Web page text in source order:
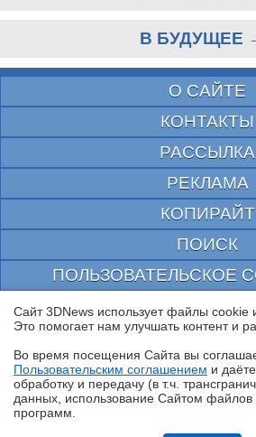
Ryzen и двухранговая DDR5: проверяем
В БУДУЩЕЕ
О САЙТЕ
КОНТАКТЫ
РАССЫЛКА
РЕКЛАМА
КОПИРАЙТ
ПОИСК
ПОЛЬЗОВАТЕЛЬСКОЕ
© 1997—2026 Электронное периодическое
выдано Федеральной Службой по надзору за
массовых коммуникаций и охране
При цитировании документа ссылка на сайт с
заимствование документа
российского и международного законодательства
Сайт 3DNews использует файлы cookie
Это помогает нам улучшать контент и
Во время посещения Cайта вы
Пользовательским соглашением и
обработку и передачу (в т.ч.
данных, использование Cайтом файлов
программ.